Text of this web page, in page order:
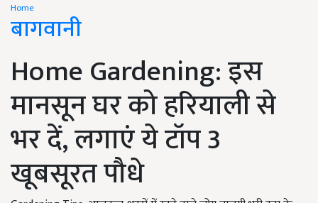
Home
बागवानी
Home Gardening: इस
मानसून घर को हरियाली से
भर दें, लगाएं ये टॉप 3
खूबसूरत पौधे